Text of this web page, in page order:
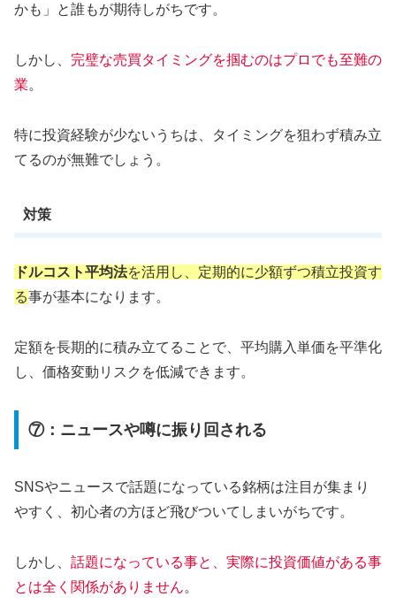
かも」と誰もが期待しがちです。
しかし、 完璧な売買タイミングを掴むのはプロでも至難の
業。
特に投資経験が少ないうちは、タイミングを狙わず積み立
てるのが無難でしょう。
対策
ドルコスト平均法を活用し、定期的に少額ずつ積立投資す
る事が基本になります。
定額を長期的に積み立てることで、平均購入単価を平準化
し、価格変動リスクを低減できます。
⑦：ニュースや噂に振り回される
SNSやニュースで話題になっている銘柄は注目が集まり
やすく、初心者の方ほど飛びついてしまいがちです。
しかし、 話題になっている事と、実際に投資価値がある事
とは全く関係がありません。